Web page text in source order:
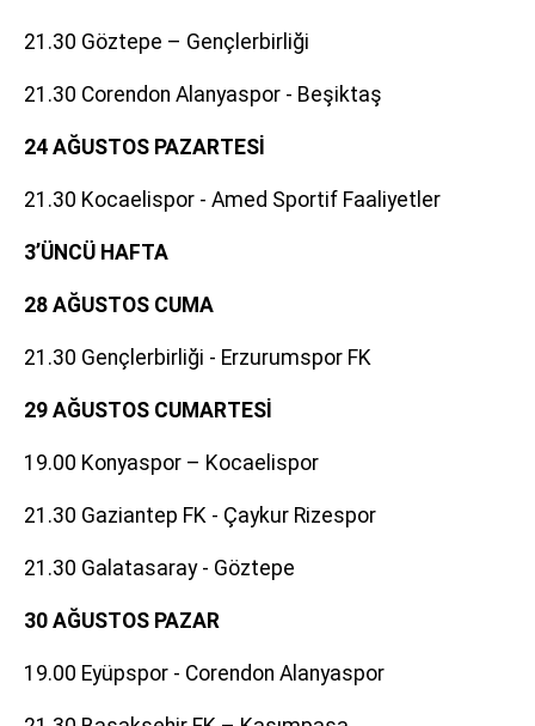
21.30 Göztepe – Gençlerbirliği
21.30 Corendon Alanyaspor - Beşiktaş
24 AĞUSTOS PAZARTESİ
21.30 Kocaelispor - Amed Sportif Faaliyetler
3’ÜNCÜ HAFTA
28 AĞUSTOS CUMA
21.30 Gençlerbirliği - Erzurumspor FK
29 AĞUSTOS CUMARTESİ
19.00 Konyaspor – Kocaelispor
21.30 Gaziantep FK - Çaykur Rizespor
21.30 Galatasaray - Göztepe
30 AĞUSTOS PAZAR
19.00 Eyüpspor - Corendon Alanyaspor